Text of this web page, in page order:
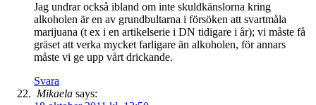
Jag undrar också ibland om inte skuldkänslorna kring
alkoholen är en av grundbultarna i försöken att svartmåla
marijuana (t ex i en artikelserie i DN tidigare i år); vi måste få
gräset att verka mycket farligare än alkoholen, för annars
måste vi ge upp vårt drickande.
Svara
Mikaela says: